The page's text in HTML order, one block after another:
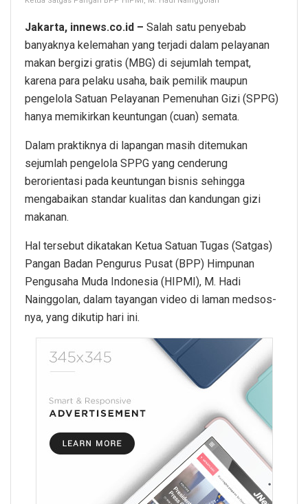
Jakarta, innews.co.id – Salah satu penyebab
banyaknya kelemahan yang terjadi dalam pelayanan
makan bergizi gratis (MBG) di sejumlah tempat,
karena para pelaku usaha, baik pemilik maupun
pengelola Satuan Pelayanan Pemenuhan Gizi (SPPG)
hanya memikirkan keuntungan (cuan) semata.
Dalam praktiknya di lapangan masih ditemukan
sejumlah pengelola SPPG yang cenderung
berorientasi pada keuntungan bisnis sehingga
mengabaikan standar kualitas dan kandungan gizi
makanan.
Hal tersebut dikatakan Ketua Satuan Tugas (Satgas)
Pangan Badan Pengurus Pusat (BPP) Himpunan
Pengusaha Muda Indonesia (HIPMI), M. Hadi
Nainggolan, dalam tayangan video di laman medsos-
nya, yang dikutip hari ini.